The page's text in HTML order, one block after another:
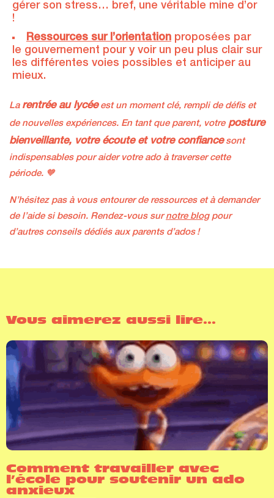
gérer son stress… bref, une véritable mine d’or
!
Ressources sur l’orientation proposées par
le gouvernement pour y voir un peu plus clair sur
les différentes voies possibles et anticiper au
mieux.
La rentrée au lycéeest un moment clé, rempli de défis et
de nouvelles expériences. En tant que parent, votreposture
bienveillante, votre écoute et votre confiancesont
indispensables pour aider votre ado à traverser cette
période. 🧡
N’hésitez pas à vous entourer de ressources et à demander
de l’aide si besoin. Rendez-vous surnotre blogpour
d’autres conseils dédiés aux parents d’ados !
Vous aimerez aussi lire...
Comment travailler avec
l’école pour soutenir un ado
anxieux